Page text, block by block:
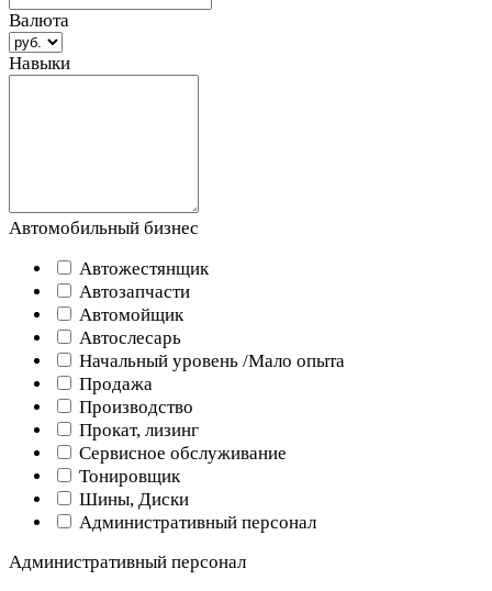
Валюта
Навыки
Автомобильный бизнес
Автожестянщик
Автозапчасти
Автомойщик
Автослесарь
Начальный уровень /Мало опыта
Продажа
Производство
Прокат, лизинг
Сервисное обслуживание
Тонировщик
Шины, Диски
Административный персонал
Административный персонал